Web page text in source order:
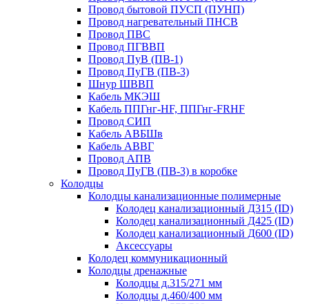
Провод бытовой ПУСП (ПУНП)
Провод нагревательный ПНСВ
Провод ПВС
Провод ПГВВП
Провод ПуВ (ПВ-1)
Провод ПуГВ (ПВ-3)
Шнур ШВВП
Кабель МКЭШ
Кабель ППГнг-HF, ППГнг-FRHF
Провод СИП
Кабель АВБШв
Кабель АВВГ
Провод АПВ
Провод ПуГВ (ПВ-3) в коробке
Колодцы
Колодцы канализационные полимерные
Колодец канализационный Д315 (ID)
Колодец канализационный Д425 (ID)
Колодец канализационный Д600 (ID)
Аксессуары
Колодец коммуникационный
Колодцы дренажные
Колодцы д.315/271 мм
Колодцы д.460/400 мм